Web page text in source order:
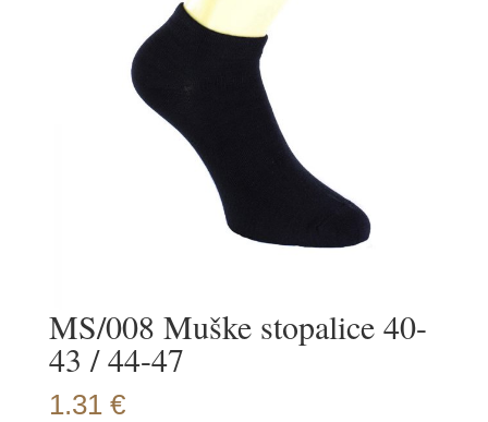
MS/008 Muške stopalice 40-
43 / 44-47
1.31 €